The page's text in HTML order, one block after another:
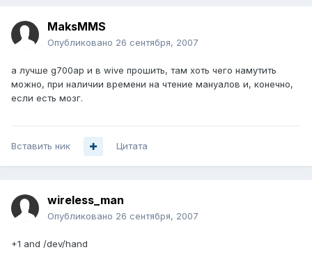
MaksMMS
Опубликовано 26 сентября, 2007
а лучше g700ap и в wive прошить, там хоть чего намутить
можно, при наличии времени на чтение мануалов и, конечно,
если есть мозг.
Вставить ник Цитата
wireless_man
Опубликовано 26 сентября, 2007
+1 and /dev/hand